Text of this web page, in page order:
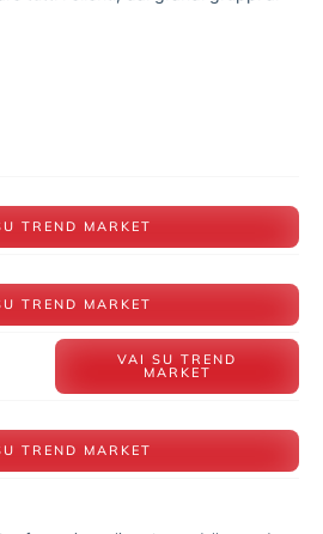
TREND MARKET
TREND MARKET
VAI SU TREND
MARKET
TREND MARKET